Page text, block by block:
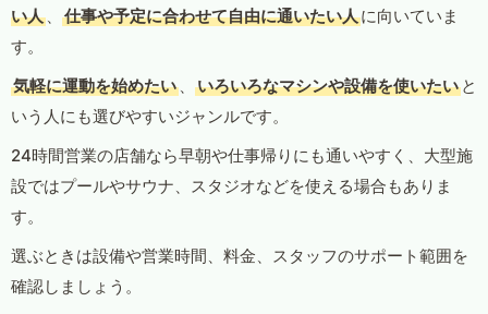
い人 、 仕事や予定に合わせて自由に通いたい人に向いていま
す。
気軽に運動を始めたい 、 いろいろなマシンや設備を使いたい と
いう人にも選びやすいジャンルです。
24時間営業の店舗なら早朝や仕事帰りにも通いやすく、大型施
設ではプールやサウナ、スタジオなどを使える場合もありま
す。
選ぶときは設備や営業時間、料金、スタッフのサポート範囲を
確認しましょう。